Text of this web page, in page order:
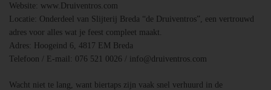
Website: www.Druiventros.com
Locatie: Onderdeel van Slijterij Breda “de Druiventros”, een vertrouwd
adres voor alles wat je feest compleet maakt.
Adres: Hoogeind 6, 4817 EM Breda
Telefoon / E-mail: 076 521 0026 / info@druiventros.com
Wacht niet te lang, want biertaps zijn vaak snel verhuurd in de